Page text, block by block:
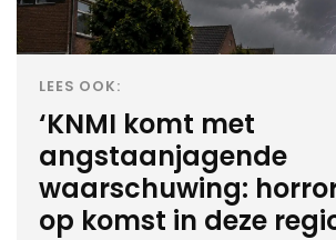
LEES OOK:
‘KNMI komt met
angstaanjagende
waarschuwing:
op komst in deze